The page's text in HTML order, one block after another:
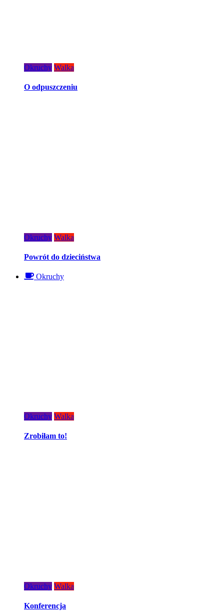
Okruchy Walka
O odpuszczeniu
Okruchy Walka
Powrót do dzieciństwa
Okruchy
Okruchy Walka
Zrobiłam to!
Okruchy Walka
Konferencja